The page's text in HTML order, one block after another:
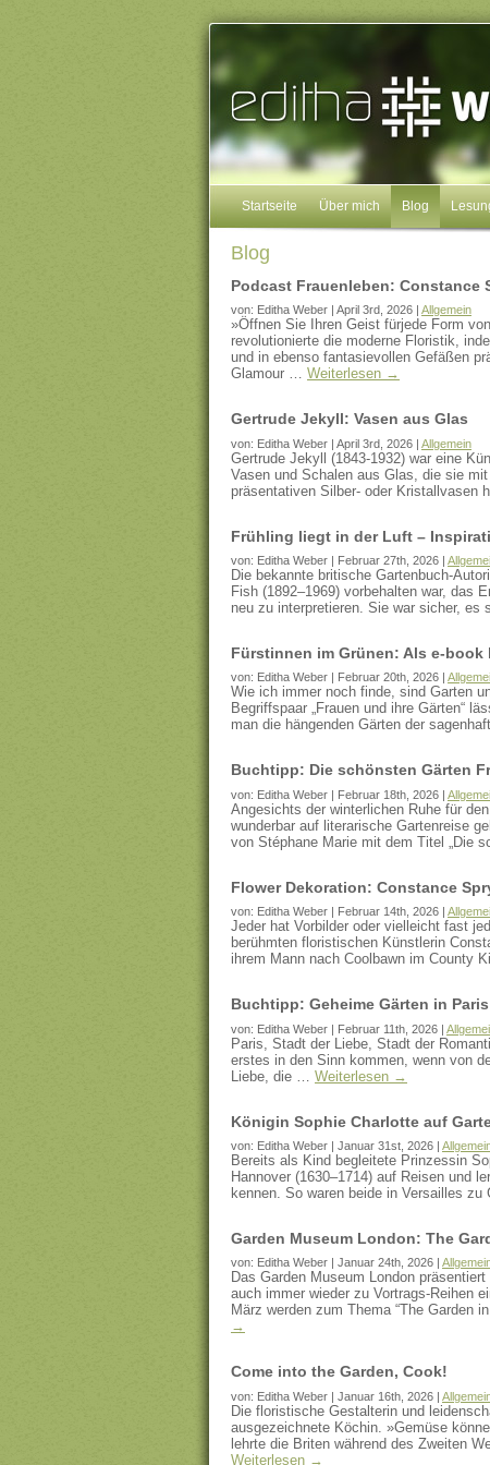
Startseite Über mich Blog
Blog
Podcast Frauenleben: Constance
von: Editha Weber | April 3rd, 2026 | Allgemein
»Öffnen Sie Ihren Geist fürjede Form
revolutionierte die moderne Floristik,
und in ebenso fantasievollen Gefäßen
Glamour … Weiterlesen →
Gertrude Jekyll: Vasen aus Glas
von: Editha Weber | April 3rd, 2026 | Allgemein
Gertrude Jekyll (1843-1932) war eine
Vasen und Schalen aus Glas, die sie
präsentativen Silber- oder Kristallvasen
Frühling liegt in der Luft –
von: Editha Weber | Februar 27th, 2026 |
Die bekannte britische Gartenbuch-
Fish (1892–1969) vorbehalten war, das
neu zu interpretieren. Sie war sicher,
Fürstinnen im Grünen: Als e-book
von: Editha Weber | Februar 20th, 2026 |
Wie ich immer noch finde, sind Garten
Begriffspaar „Frauen und ihre Gärten“
man die hängenden Gärten der
Buchtipp: Die schönsten Gärten
von: Editha Weber | Februar 18th, 2026 |
Angesichts der winterlichen Ruhe für
wunderbar auf literarische Gartenreise
von Stéphane Marie mit dem Titel „Die
Flower Dekoration: Constance
von: Editha Weber | Februar 14th, 2026 |
Jeder hat Vorbilder oder vielleicht fast
berühmten floristischen Künstlerin
ihrem Mann nach Coolbawn im County
Buchtipp: Geheime Gärten in Paris
von: Editha Weber | Februar 11th, 2026 |
Paris, Stadt der Liebe, Stadt der
erstes in den Sinn kommen, wenn von
Liebe, die … Weiterlesen →
Königin Sophie Charlotte auf
von: Editha Weber | Januar 31st, 2026 |
Bereits als Kind begleitete Prinzessin
Hannover (1630–1714) auf Reisen und
kennen. So waren beide in Versailles
Garden Museum London: The
von: Editha Weber | Januar 24th, 2026 |
Das Garden Museum London
auch immer wieder zu Vortrags-Reihen
März werden zum Thema “The Garden
→
Come into the Garden, Cook!
von: Editha Weber | Januar 16th, 2026 |
Die floristische Gestalterin und
ausgezeichnete Köchin. »Gemüse
lehrte die Briten während des Zweiten
Weiterlesen →